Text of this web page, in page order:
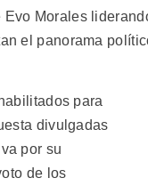
Morales
el panorama
para
divulgadas
por su
de los